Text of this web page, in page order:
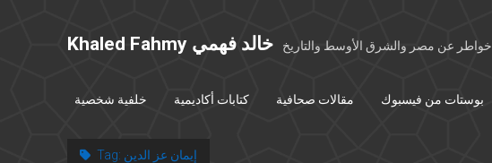
Khaled Fahmy خالد فهمي خواطر عن مصر والشرق الأوسط والتاريخ
خلفية شخصية كتابات أكاديمية مقالات صحافية بوستات من فيسبوك
Tag: إيمان عز الدين